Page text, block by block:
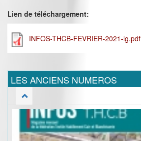
Lien de téléchargement:
INFOS-THCB-FEVRIER-2021-lg.pdf
LES ANCIENS NUMEROS